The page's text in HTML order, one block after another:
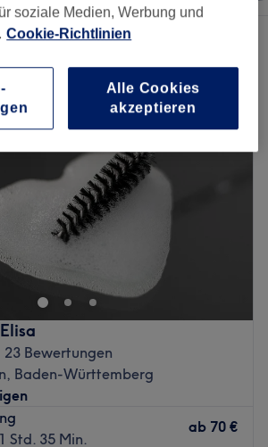
23 Bewertungen
Baden-Württemberg
Std. 35 Min.
ab 70 €
soziale Medien, Werbung und
Cookie-Richtlinien
Alle Cookies
akzeptieren